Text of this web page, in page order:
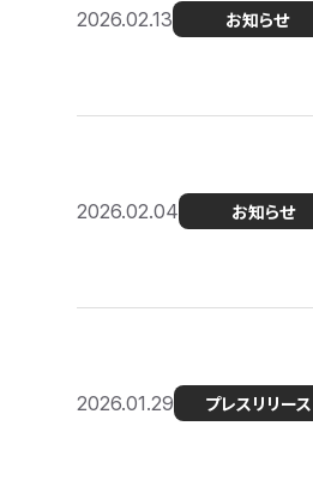
2026.02.13 お知らせ
2026.02.04 お知らせ
2026.01.29 プレスリリース